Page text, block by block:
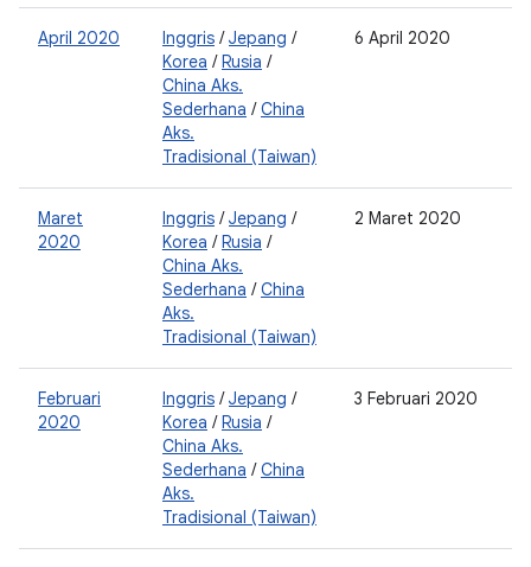
April 2020 Inggris /Jepang /
Korea /Rusia /
China Aks.
Sederhana /China
Aks.
Tradisional (Taiwan)
6 April 2020
Maret
2020
Inggris /Jepang /
Korea /Rusia /
China Aks.
Sederhana /China
Aks.
Tradisional (Taiwan)
2 Maret 2020
Februari
2020
Inggris /Jepang /
Korea /Rusia /
China Aks.
Sederhana /China
Aks.
Tradisional (Taiwan)
3 Februari 2020